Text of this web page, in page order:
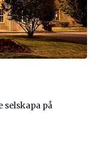
selskapa på